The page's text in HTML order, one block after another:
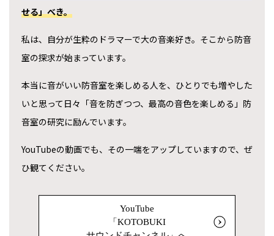
せる」べき。
私は、自分が生粋のドラマーで大の音楽好き。そこから防音
室の探求が始まっています。
本当に音がいい防音室を楽しめる人を、ひとりでも増やした
いと思って日々「音を防ぎつつ、最高の音色を楽しめる」防
音室の研究に励んでいます。
YouTubeの動画でも、その一端をアップしていますので、ぜ
ひ観てください。
YouTube
「KOTOBUKI